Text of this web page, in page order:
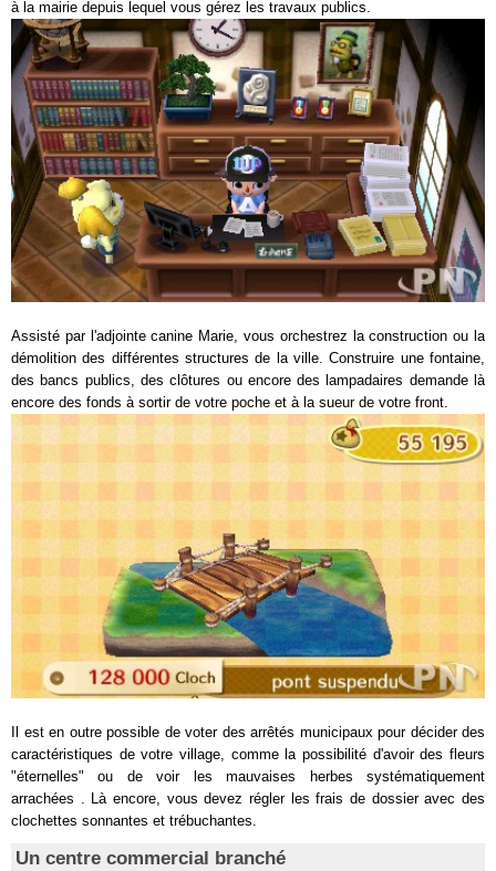
à la mairie depuis lequel vous gérez les travaux publics.
Assisté par l'adjointe canine Marie, vous orchestrez la construction ou la
démolition des différentes structures de la ville. Construire une fontaine,
des bancs publics, des clôtures ou encore des lampadaires demande là
encore des fonds à sortir de votre poche et à la sueur de votre front.
Il est en outre possible de voter des arrêtés municipaux pour décider des
caractéristiques de votre village, comme la possibilité d'avoir des fleurs
"éternelles" ou de voir les mauvaises herbes systématiquement
arrachées . Là encore, vous devez régler les frais de dossier avec des
clochettes sonnantes et trébuchantes.
Un centre commercial branché